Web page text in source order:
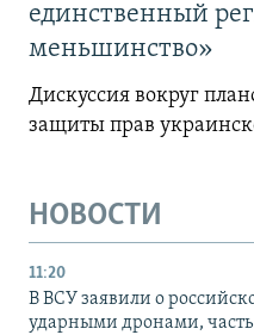
единственный
меньшинство»
Дискуссия вокруг
защиты прав
НОВОСТИ
11:20
В ВСУ заявили о
ударными дронами,